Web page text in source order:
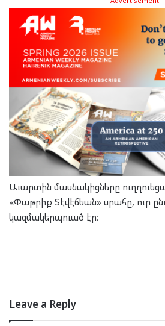
Աւարտին մասնակիցները
«Փաթրիք Տէվէճեան» սրահը, ուր
կազմակերպուած էր։
Leave a Reply